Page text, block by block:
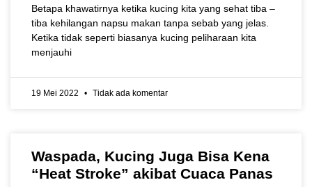
Betapa khawatirnya ketika kucing kita yang sehat tiba –
tiba kehilangan napsu makan tanpa sebab yang jelas.
Ketika tidak seperti biasanya kucing peliharaan kita
menjauhi
19 Mei 2022 Tidak ada komentar
Waspada, Kucing Juga Bisa Kena
“Heat Stroke” akibat Cuaca Panas